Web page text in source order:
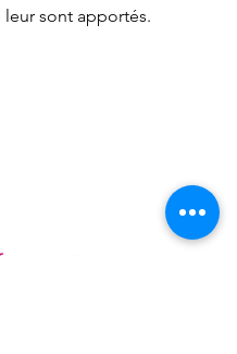
leur sont apportés.